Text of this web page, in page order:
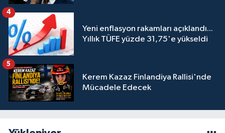
Yeni enflasyon rakamları açıklandı...
Yıllık TÜFE yüzde 31,75'e yükseldi
4
Kerem Kazaz Finlandiya Rallisi'nde
Mücadele Edecek
5